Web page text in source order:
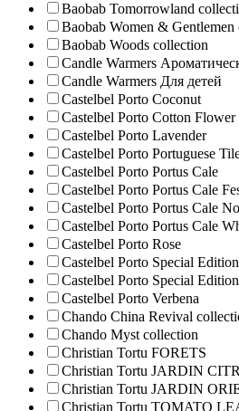
Baobab Tomorrowland
Baobab Women & Gentlemen
Baobab Woods collection
Candle Warmers
Candle Warmers Для детей
Castelbel Porto Coconut
Castelbel Porto Cotton Flower
Castelbel Porto Lavender
Castelbel Porto Portuguese
Castelbel Porto Portus Cale
Castelbel Porto Portus Cale
Castelbel Porto Portus Cale
Castelbel Porto Portus Cale
Castelbel Porto Rose
Castelbel Porto Special
Castelbel Porto Special
Castelbel Porto Verbena
Chando China Revival
Chando Myst collection
Christian Tortu FORETS
Christian Tortu JARDIN
Christian Tortu JARDIN
Christian Tortu TOMATO